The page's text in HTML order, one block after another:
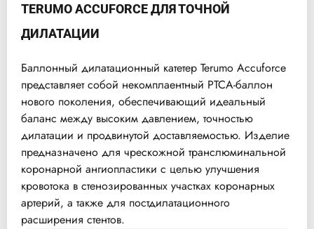
TERUMO ACCUFORCE ДЛЯ ТОЧНОЙ
ДИЛАТАЦИИ
Баллонный дилатационный катетер Terumo Accuforce
представляет собой некомплаентный PTCA-баллон
нового поколения, обеспечивающий идеальный
баланс между высоким давлением, точностью
дилатации и продвинутой доставляемостью. Изделие
предназначено для чрескожной транслюминальной
коронарной ангиопластики с целью улучшения
кровотока в стенозированных участках коронарных
артерий, а также для постдилатационного
расширения стентов.